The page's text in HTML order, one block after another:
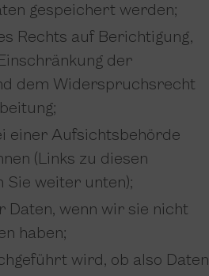
gespeichert werden;
Rechts auf Berichtigung,
der
dem Widerspruchsrecht
einer Aufsichtsbehörde
(Links zu diesen
Sie weiter unten);
Daten, wenn wir sie nicht
haben;
wird, ob also Daten